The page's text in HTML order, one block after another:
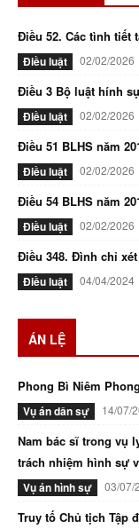
Điều 52. Các tình tiết
Điều luật 02/02/2026
Điều 3 Bộ luật hính
Điều luật 02/02/2026
Điều 51 BLHS năm
Điều luật 02/02/2026
Điều 54 BLHS năm
Điều luật 02/02/2026
Điều 348. Đình chỉ
Điều luật 04/04/2024
ÁN LỆ
Phong Bì Niêm
Vụ án dân sự 14/07/
Nam bác sĩ trong vụ
trách nhiệm hình sự
Vụ án hình sự 03/07/
Truy tố Chủ tịch Tập